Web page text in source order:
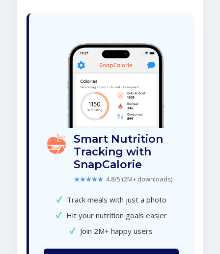
Smart Nutrition
Tracking with
SnapCalorie
★★★★★ 4.8/5 (2M+ downloads)
✓ Track meals with just a photo
✓ Hit your nutrition goals easier
✓ Join 2M+ happy users